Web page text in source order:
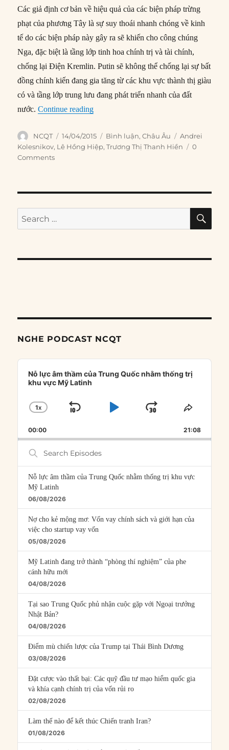
Các giả định cơ bản về hiệu quả của các biện pháp trừng
phạt của phương Tây là sự suy thoái nhanh chóng về kinh
tế do các biện pháp này gây ra sẽ khiến cho công chúng
Nga, đặc biệt là tầng lớp tinh hoa chính trị và tài chính,
chống lại Điện Kremlin. Putin sẽ không thể chống lại sự bất
đồng chính kiến đang gia tăng từ các khu vực thành thị giàu
có và tầng lớp trung lưu đang phát triển nhanh của đất
nước.Continue reading“Tại sao các biện pháp trừng phạt Nga
Author
NCQT
Posted
on
14/04/2015 Categories
Bình luận,Châu Âu Tags
Andrei
Kolesnikov, Lê Hồng Hiệp,Trương Thị Thanh Hiền
0
Comments
Search
for:
NGHE PODCAST NCQT
Audio
Player
Nỗ lực âm thầm của Trung Quốc nhằm thống trị
khu vực Mỹ Latinh
CHANGE
RATE
1X
SKIP
PLAYJUMP
FORWARD
SHARE
00:00 21:08
Search
Episodes
Nỗ lực âm thầm của Trung Quốc nhằm thống trị khu vực
Mỹ Latinh
06/08/2026
Nợ cho kẻ mộng mơ: Vốn vay chính sách và giới hạn của
việc cho startup vay vốn
05/08/2026
Mỹ Latinh đang trở thành “phòng thí nghiệm” của phe
cánh hữu mới
04/08/2026
Tại sao Trung Quốc phủ nhận cuộc gặp với Ngoại trưởng
Nhật Bản?
04/08/2026
Điểm mù chiến lược của Trump tại Thái Bình Dương
03/08/2026
Đặt cược vào thất bại: Các quỹ đầu tư mạo hiểm quốc gia
và khía cạnh chính trị của vốn rủi ro
02/08/2026
Làm thế nào để kết thúc Chiến tranh Iran?
01/08/2026